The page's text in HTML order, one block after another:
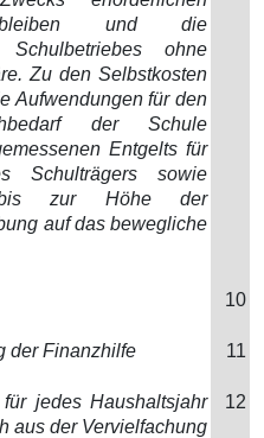
und die
Schulbetriebes ohne
Zu den Selbstkosten
Aufwendungen für den
der Schule
Entgelts für
Schulträgers sowie
bis zur Höhe der
auf das bewegliche
10
der Finanzhilfe 11
jedes Haushaltsjahr
aus der Vervielfachung
12